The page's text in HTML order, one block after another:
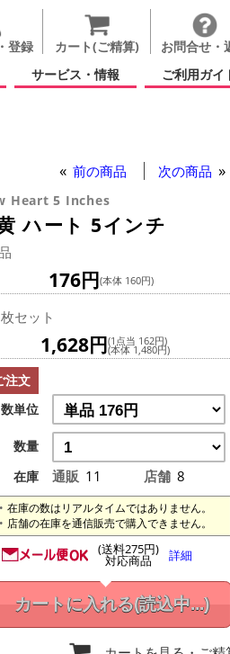
登録 カート(ご精算)
お問合せ・
サービス・情報
ご利用ガイ
前の商品 次の商品
Heart 5 Inches
ハート 5インチ
176円(本体 160円)
セット
1,628円(1点当 162円)
(本体 1,480円)
注文
数単位
数量
在庫
通販 11 店舗 8
在庫の数はリアルタイムではありません。
店舗の在庫を通信販売で購入できません。
(送料275円)
対応商品 詳細
カートに入れる(読込中...)